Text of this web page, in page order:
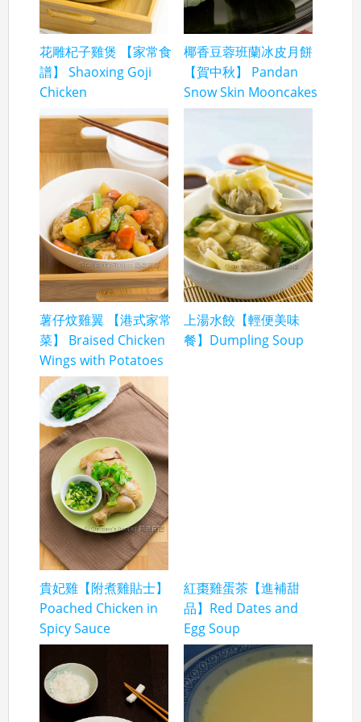
花雕杞子雞煲 【家常食
譜】 Shaoxing Goji
Chicken
椰香豆蓉班蘭冰皮月餅
【賀中秋】 Pandan
Snow Skin Mooncakes
薯仔炆雞翼 【港式家常
菜】 Braised Chicken
Wings with Potatoes
上湯水餃【輕便美味
餐】Dumpling Soup
貴妃雞【附煮雞貼士】
Poached Chicken in
Spicy Sauce
紅棗雞蛋茶【進補甜
品】Red Dates and
Egg Soup